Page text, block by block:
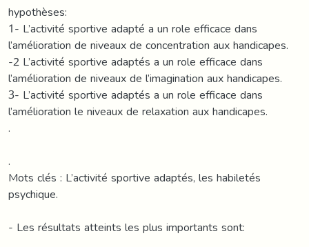
hypothèses:
1- L’activité sportive adapté a un role efficace dans
l’amélioration de niveaux de concentration aux handicapes.
-2 L’activité sportive adaptés a un role efficace dans
l’amélioration de niveaux de l’imagination aux handicapes.
3- L’activité sportive adaptés a un role efficace dans
l’amélioration le niveaux de relaxation aux handicapes.
.
.
Mots clés : L’activité sportive adaptés, les habiletés
psychique.
- Les résultats atteints les plus importants sont: